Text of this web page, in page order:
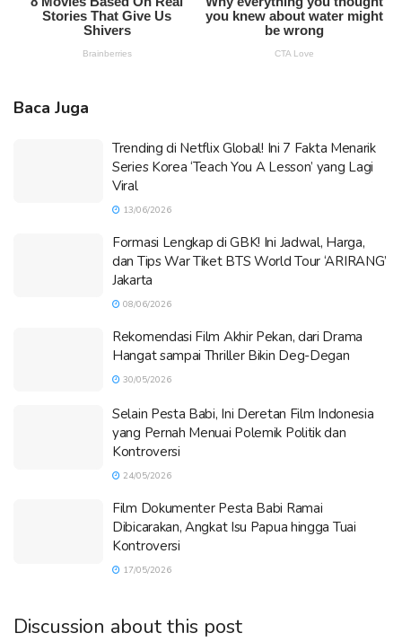
Baca Juga
Trending di Netflix Global! Ini 7 Fakta Menarik
Series Korea ‘Teach You A Lesson’ yang Lagi
Viral
13/06/2026
Formasi Lengkap di GBK! Ini Jadwal, Harga,
dan Tips War Tiket BTS World Tour ‘ARIRANG’
Jakarta
08/06/2026
Rekomendasi Film Akhir Pekan, dari Drama
Hangat sampai Thriller Bikin Deg-Degan
30/05/2026
Selain Pesta Babi, Ini Deretan Film Indonesia
yang Pernah Menuai Polemik Politik dan
Kontroversi
24/05/2026
Film Dokumenter Pesta Babi Ramai
Dibicarakan, Angkat Isu Papua hingga Tuai
Kontroversi
17/05/2026
Discussion about this post